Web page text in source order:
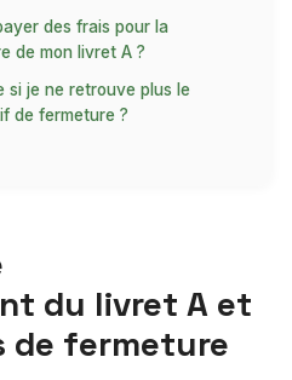
des frais pour la
de mon livret A ?
si je ne retrouve plus le
de fermeture ?
du livret A et
de fermeture